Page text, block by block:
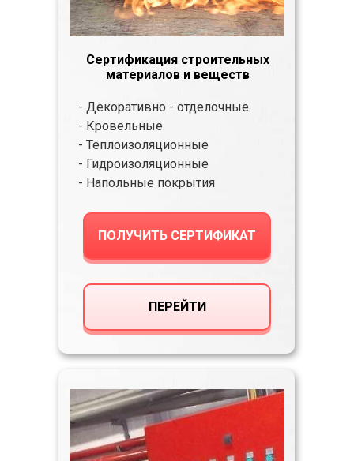
ПОЛУЧИТЬ СЕРТИФИКАТ
ПЕРЕЙТИ
Сертификация строительных
материалов и веществ
- Декоративно - отделочные
- Кровельные
- Теплоизоляционные
- Гидроизоляционные
- Напольные покрытия